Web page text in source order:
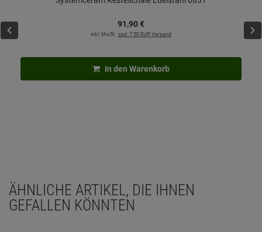
91,90€
inkl. MwSt. zzgl. 7.50 EUR Versand
In den Warenkorb
ÄHNLICHE ARTIKEL, DIE IHNEN
GEFALLEN KÖNNTEN